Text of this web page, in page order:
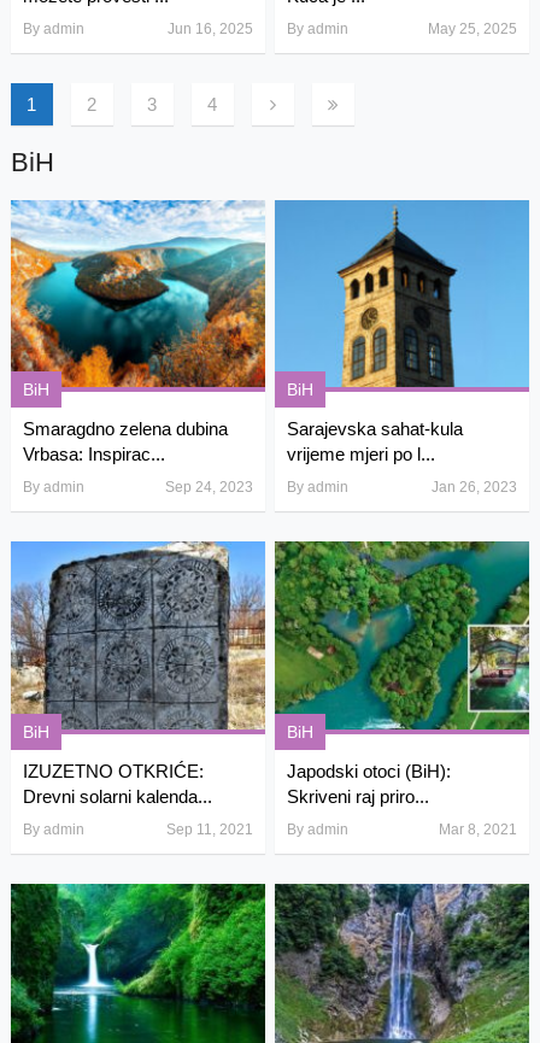
By admin Jun 16, 2025 Byadmin May 25, 2025
1 2 3 4
BiH
BiH
Smaragdno zelena dubina
Vrbasa: Inspirac...
By admin Sep 24, 2023
BiH
Sarajevska sahat-kula
vrijeme mjeri po l...
Byadmin Jan 26, 2023
BiH
IZUZETNO OTKRIĆE:
Drevni solarni kalenda...
By admin Sep 11, 2021
BiH
Japodski otoci (BiH):
Skriveni raj priro...
Byadmin Mar 8, 2021